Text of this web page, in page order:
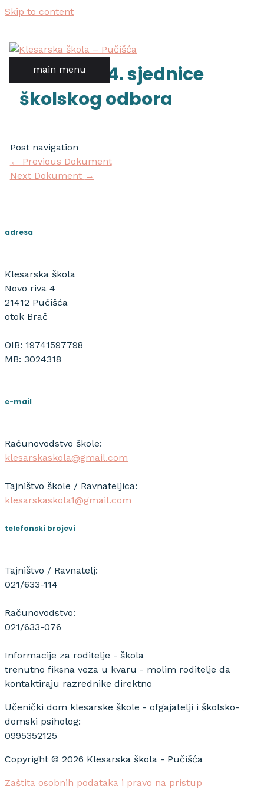
Skip to content
main menu
izvod sa 24. sjednice
školskog odbora
Post navigation
← Previous Dokument
Next Dokument →
adresa
Klesarska škola
Novo riva 4
21412 Pučišća
otok Brač
OIB: 19741597798
MB: 3024318
e-mail
Računovodstvo škole:
klesarskaskola@gmail.com
Tajništvo škole / Ravnateljica:
klesarskaskola1@gmail.com
telefonski brojevi
Tajništvo / Ravnatelj:
021/633-114
Računovodstvo:
021/633-076
Informacije za roditelje - škola
trenutno fiksna veza u kvaru - molim roditelje da
kontaktiraju razrednike direktno
Učenički dom klesarske škole - ofgajatelji i školsko-
domski psiholog:
0995352125
Copyright © 2026 Klesarska škola - Pučišća
Zaštita osobnih podataka i pravo na pristup